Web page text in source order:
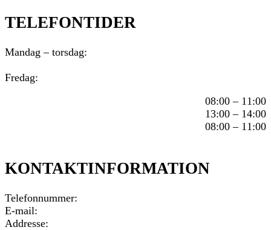
TELEFONTIDER
Mandag – torsdag:
Fredag:
08:00 – 11:00
13:00 – 14:00
08:00 – 11:00
KONTAKTINFORMATION
Telefonnummer:
E-mail:
Addresse: